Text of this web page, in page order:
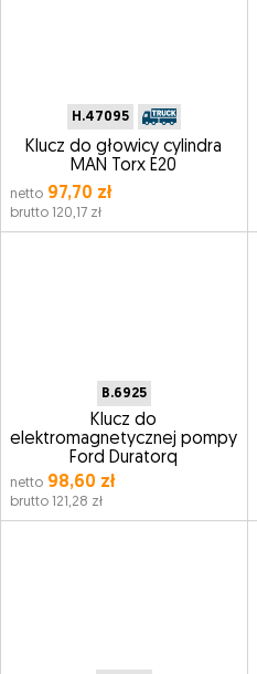
H.47095
Klucz do głowicy cylindra
MAN Torx E20
netto 97,70 zł
brutto 120,17 zł
B.6925
Klucz do
elektromagnetycznej pompy
Ford Duratorq
netto 98,60 zł
brutto 121,28 zł